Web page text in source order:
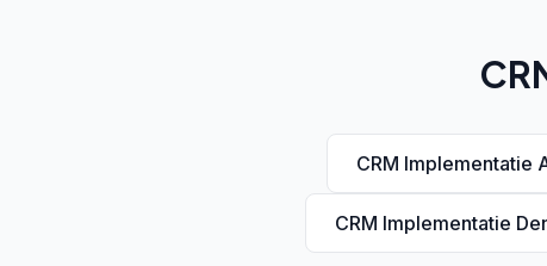
CRM Implementatie
CRM Implementatie